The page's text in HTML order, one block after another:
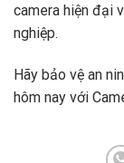
camera hiện đại
nghiệp.
Hãy bảo vệ an
hôm nay với